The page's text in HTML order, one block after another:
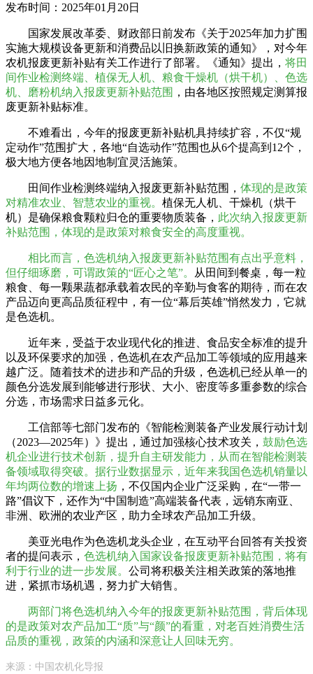
发布时间：2025年01月20日
国家发展改革委、财政部日前发布《关于2025年加力扩围
实施大规模设备更新和消费品以旧换新政策的通知》，对今年
农机报废更新补贴有关工作进行了部署。《通知》提出， 将田
间作业检测终端、植保无人机、粮食干燥机（烘干机）、色选
机、
磨粉机纳入报废更新补贴范围 ，由各地区按照规定测算报
废更新补贴标准。
不难看出，今年的报废更新补贴机具持续扩容，不仅“规
定动作”范围扩大，各地“自选动作”范围也从6个提高到12个，
极大地方便各地因地制宜灵活施策。
田间作业检测终端纳入报废更新补贴范围， 体现的是政策
对精准农业、智慧农业的重视。 植保无人机、干燥机（烘干
机）是确保粮食颗粒归仓的重要物质装备， 此次纳入报废更新
补贴范围，体现的是政策对粮食安全的高度重视。
相比而言，色选机纳入报废更新补贴范围有点出乎意料，
但仔细琢磨，可谓政策的“匠心之笔”。
从田间到餐桌，每一粒
粮食、每一颗果蔬都承载着农民的辛勤与食客的期待，而在农
产品迈向更高品质征程中，有一位“幕后英雄”悄然发力，它就
是色选机。
近年来，受益于农业现代化的推进、食品安全标准的提升
以及环保要求的加强，色选机在农产品加工等领域的应用越来
越广泛。随着技术的进步和产品的升级，色选机已经从单一的
颜色分选发展到能够进行形状、大小、密度等多重参数的综合
分选，市场需求日益多元化。
工信部等七部门发布的《智能检测装备产业发展行动计划
（2023—2025年）》提出，通过加强核心技术攻关， 鼓励色选
机企业进行技术创新，提升自主研发能力，从而在智能检测装
备领域取得突破。据行业数据显示，近年来我国色选机销量以
年均两位数的增速上扬 ，不仅国内企业广泛采购，在“一带一
路”倡议下，还作为“中国制造”高端装备代表，远销东南亚、
非洲、欧洲的农业产区，助力全球农产品加工升级。
美亚光电作为色选机龙头企业，在互动平台回答有关投资
者的提问表示， 色选机纳入国家设备报废更新补贴范围，将有
利于行业的进一步发展。 公司将积极关注相关政策的落地推
进，紧抓市场机遇，努力扩大销售。
两部门将色选机纳入今年的报废更新补贴范围，背后体现
的是政策对农产品加工“质”与“颜”的看重，对老百姓消费生活
品质的重视，政策的内涵和深意让人回味无穷。
来源：中国农机化导报